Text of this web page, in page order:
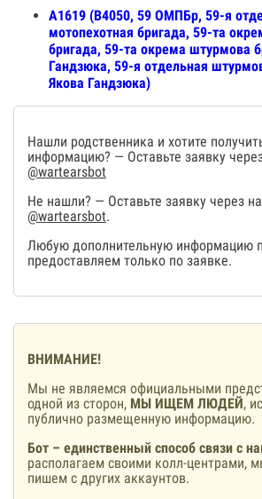
А1619 (В4050, 59 ОМПБр, 59-я
мотопехотная бригада, 59-та
бригада, 59-та окрема штурмова
Гандзюка, 59-я отдельная
Якова Гандзюка)
Нашли родственника и хотите
информацию? — Оставьте заявку
@wartearsbot
Не нашли? — Оставьте заявку через
@wartearsbot.
Любую дополнительную информацию
предоставляем только по заявке.
ВНИМАНИЕ!
Мы не являемся официальными
одной из сторон, МЫ ИЩЕМ ЛЮДЕЙ,
публично размещенную информацию.
Бот – единственный способ связи с
располагаем своими колл-центрами,
пишем с других аккаунтов.